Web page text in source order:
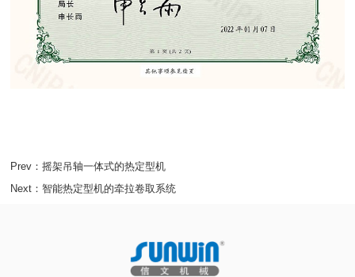
Prev：摇架吊轴一体式的热定型机
Next：智能热定型机的牵拉卷取系统